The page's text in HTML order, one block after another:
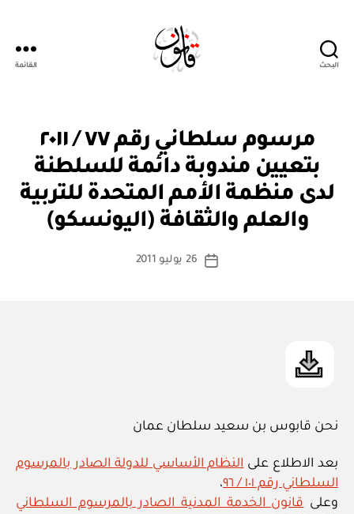
البحث القائمة
التصنيفات
مرسوم سلطاني رقم ٧٧ / ٢٠١١
بتعيين مندوبة دائمة للسلطنة
لدى منظمة الأمم المتحدة للتربية
والعلم والثقافة (اليونسكو)
كاتب
بو
ا
س
ة
تاريخ
26 يوليو 2011
نحن قابوس بن سعيد سلطان عمان
بعد الاطلاع علىالنظام الأساسي للدولة الصادر بالمرسوم
السلطاني رقم ١٠١ / ٩٦
،
وعلىقانون الخدمة المدنية الصادر بالمرسوم السلطاني